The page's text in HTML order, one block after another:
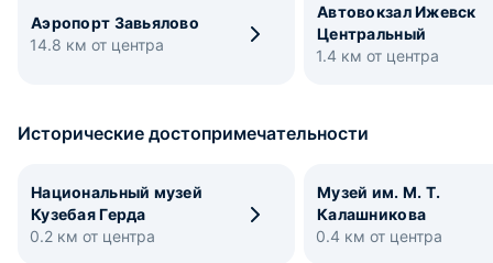
Аэропорт Завьялово
14.8 км от центра
Автовокзал Ижевск
Центральный
1.4 км от центра
Исторические достопримечательности
Национальный музей
Кузебая Герда
0.2 км от центра
Музей им. М. Т.
Калашникова
0.4 км от центра